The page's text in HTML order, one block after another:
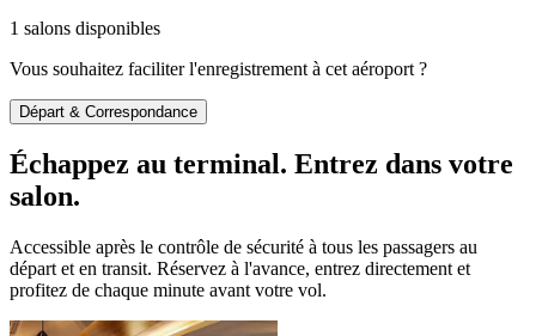
1 salons disponibles
Vous souhaitez faciliter l'enregistrement à cet aéroport ?
Départ & Correspondance
Échappez au terminal. Entrez dans votre
salon.
Accessible après le contrôle de sécurité à tous les passagers au
départ et en transit. Réservez à l'avance, entrez directement et
profitez de chaque minute avant votre vol.